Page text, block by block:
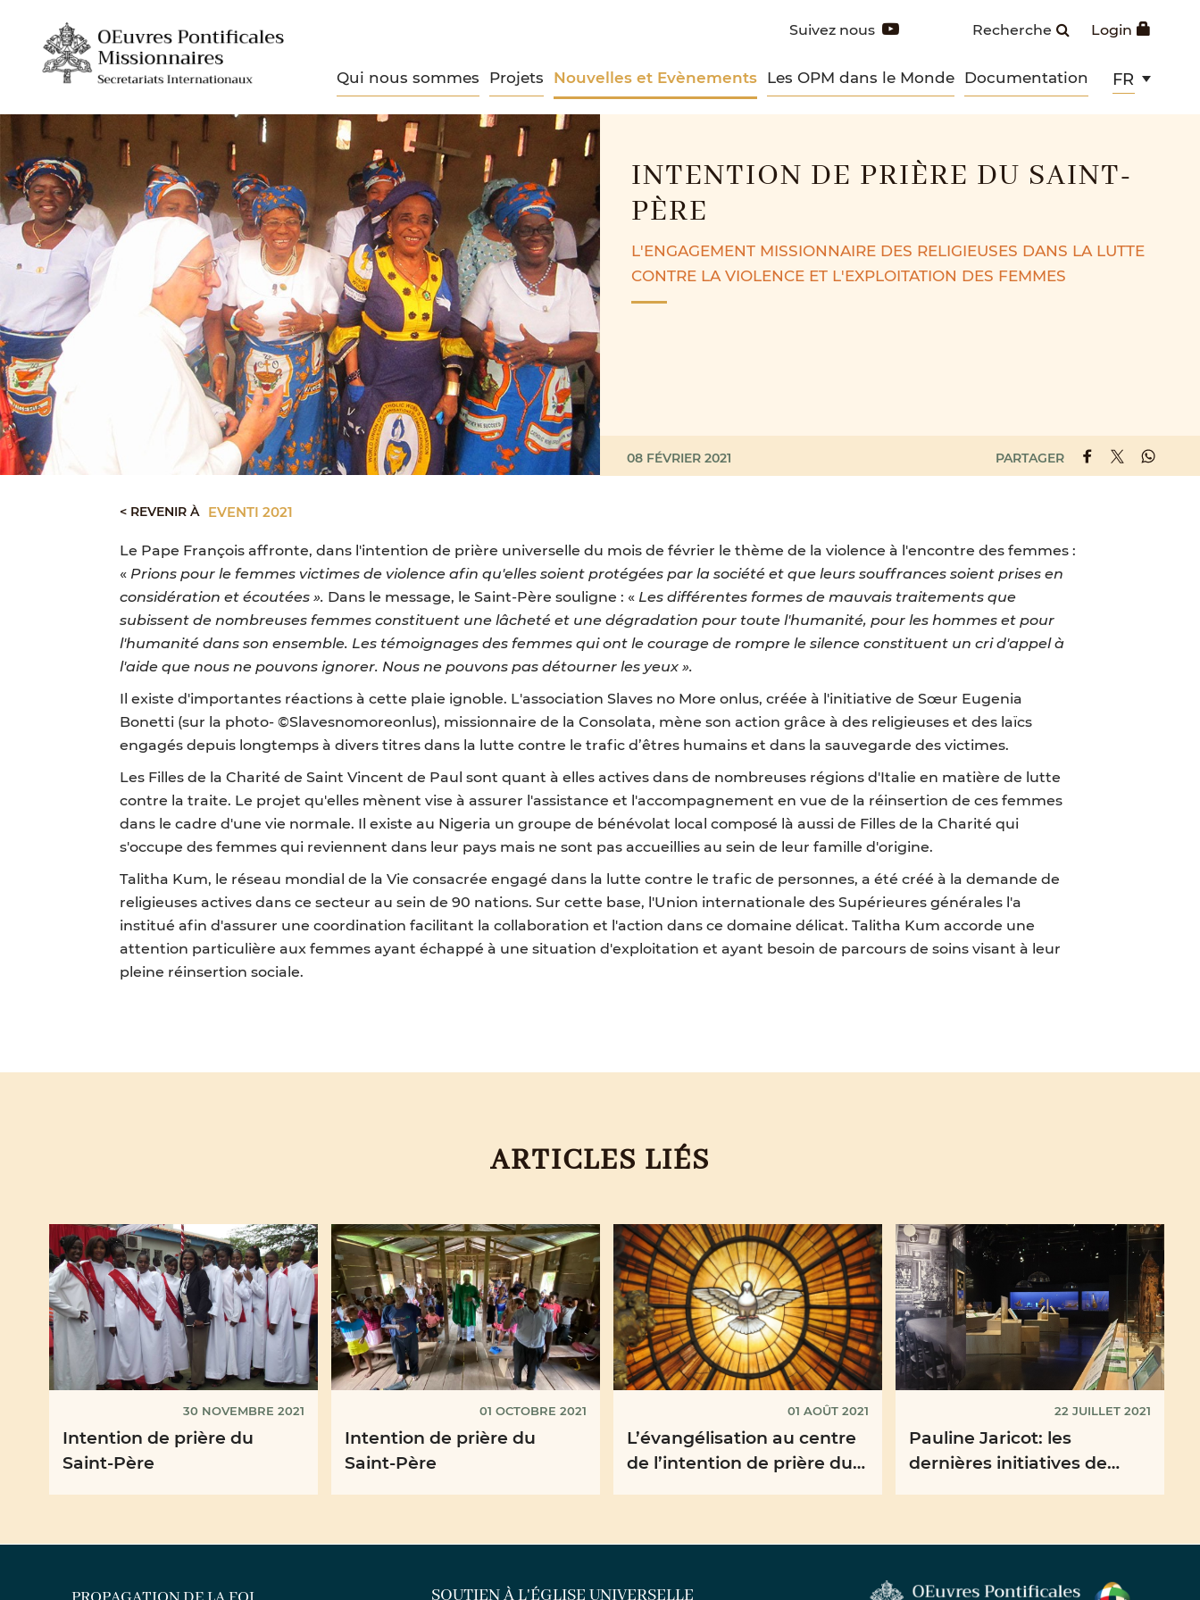
Login
Recherche
Suivez nous
Qui nous sommes Projets Nouvelles et Evènements Les OPM dans le Monde Documentation FR
INTENTION DE PRIÈRE DU SAINT-
PÈRE
L'ENGAGEMENT MISSIONNAIRE DES RELIGIEUSES DANS LA LUTTE
CONTRE LA VIOLENCE ET L'EXPLOITATION DES FEMMES
08 FÉVRIER 2021 PARTAGER
< REVENIR À EVENTI 2021
Le Pape François affronte, dans l'intention de prière universelle du mois de février le thème de la violence à l'encontre des femmes :
« Prions pour le femmes victimes de violence afin qu'elles soient protégées par la société et que leurs souffrances soient prises en
considération et écoutées ». Dans le message, le Saint-Père souligne : « Les différentes formes de mauvais traitements que
subissent de nombreuses femmes constituent une lâcheté et une dégradation pour toute l'humanité, pour les hommes et pour
l'humanité dans son ensemble. Les témoignages des femmes qui ont le courage de rompre le silence constituent un cri d'appel à
l'aide que nous ne pouvons ignorer. Nous ne pouvons pas détourner les yeux ».
Il existe d'importantes réactions à cette plaie ignoble. L'association Slaves no More onlus, créée à l'initiative de Sœur Eugenia
Bonetti (sur la photo- ©Slavesnomoreonlus), missionnaire de la Consolata, mène son action grâce à des religieuses et des laïcs
engagés depuis longtemps à divers titres dans la lutte contre le trafic d’êtres humains et dans la sauvegarde des victimes.
Les Filles de la Charité de Saint Vincent de Paul sont quant à elles actives dans de nombreuses régions d'Italie en matière de lutte
contre la traite. Le projet qu'elles mènent vise à assurer l'assistance et l'accompagnement en vue de la réinsertion de ces femmes
dans le cadre d'une vie normale. Il existe au Nigeria un groupe de bénévolat local composé là aussi de Filles de la Charité qui
s'occupe des femmes qui reviennent dans leur pays mais ne sont pas accueillies au sein de leur famille d'origine.
Talitha Kum, le réseau mondial de la Vie consacrée engagé dans la lutte contre le trafic de personnes, a été créé à la demande de
religieuses actives dans ce secteur au sein de 90 nations. Sur cette base, l'Union internationale des Supérieures générales l'a
institué afin d'assurer une coordination facilitant la collaboration et l'action dans ce domaine délicat. Talitha Kum accorde une
attention particulière aux femmes ayant échappé à une situation d'exploitation et ayant besoin de parcours de soins visant à leur
pleine réinsertion sociale.
ARTICLES LIÉS
30 NOVEMBRE 2021
Intention de prière du
Saint-Père
01 OCTOBRE 2021
Intention de prière du
Saint-Père
01 AOÛT 2021
L’évangélisation au centre
de l’intention de prière du
22 JUILLET 2021
Pauline Jaricot: les
dernières initiatives de
SOUTIEN À L'ÉGLISE UNIVERSELLE